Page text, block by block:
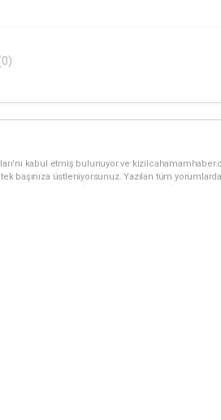
kabul etmiş bulunuyor ve
başınıza üstleniyorsunuz. Yazılan tüm